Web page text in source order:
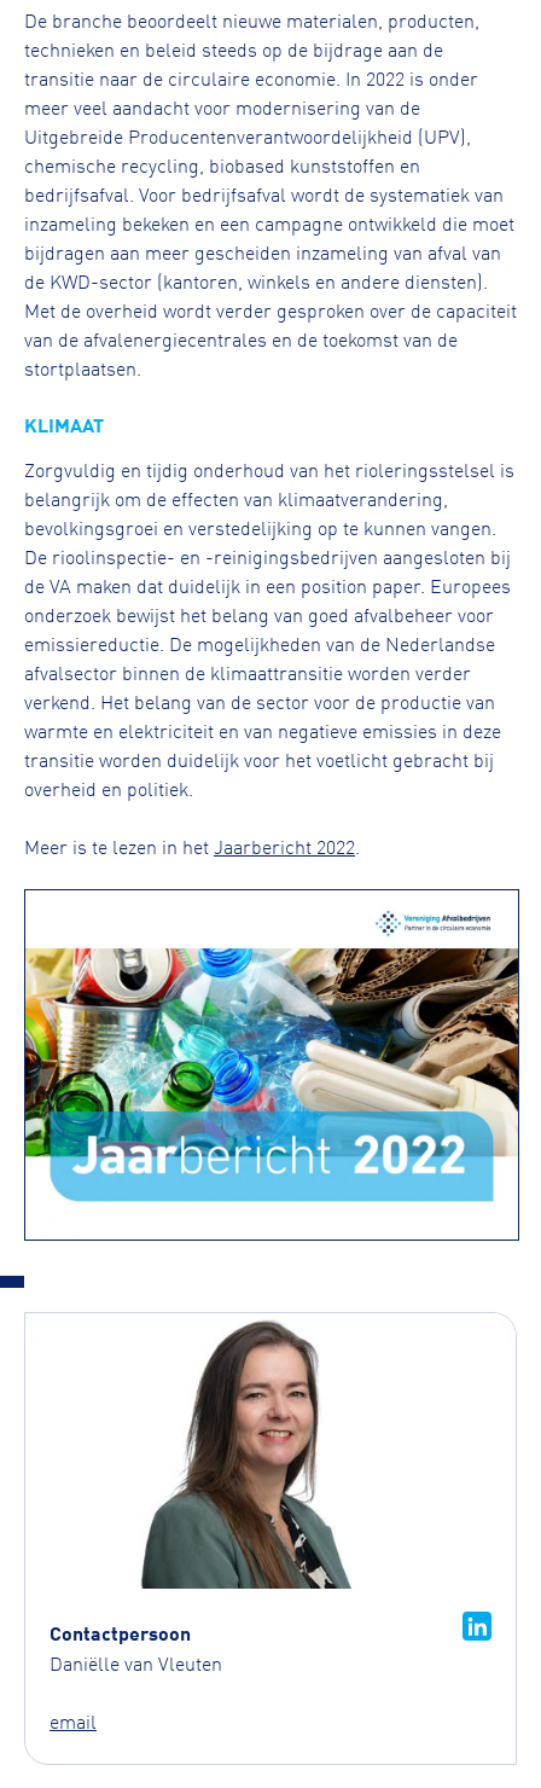
De branche beoordeelt nieuwe materialen, producten,
technieken en beleid steeds op de bijdrage aan de
transitie naar de circulaire economie. In 2022 is onder
meer veel aandacht voor modernisering van de
Uitgebreide Producentenverantwoordelijkheid (UPV),
chemische recycling, biobased kunststoffen en
bedrijfsafval. Voor bedrijfsafval wordt de systematiek van
inzameling bekeken en een campagne ontwikkeld die moet
bijdragen aan meer gescheiden inzameling van afval van
de KWD-sector (kantoren, winkels en andere diensten).
Met de overheid wordt verder gesproken over de capaciteit
van de afvalenergiecentrales en de toekomst van de
stortplaatsen.
KLIMAAT
Zorgvuldig en tijdig onderhoud van het rioleringsstelsel is
belangrijk om de effecten van klimaatverandering,
bevolkingsgroei en verstedelijking op te kunnen vangen.
De rioolinspectie- en -reinigingsbedrijven aangesloten bij
de VA maken dat duidelijk in een position paper. Europees
onderzoek bewijst het belang van goed afvalbeheer voor
emissiereductie. De mogelijkheden van de Nederlandse
afvalsector binnen de klimaattransitie worden verder
verkend. Het belang van de sector voor de productie van
warmte en elektriciteit en van negatieve emissies in deze
transitie worden duidelijk voor het voetlicht gebracht bij
overheid en politiek.
Meer is te lezen in hetJaarbericht 2022
Contactpersoon
Daniëlle van Vleuten
email